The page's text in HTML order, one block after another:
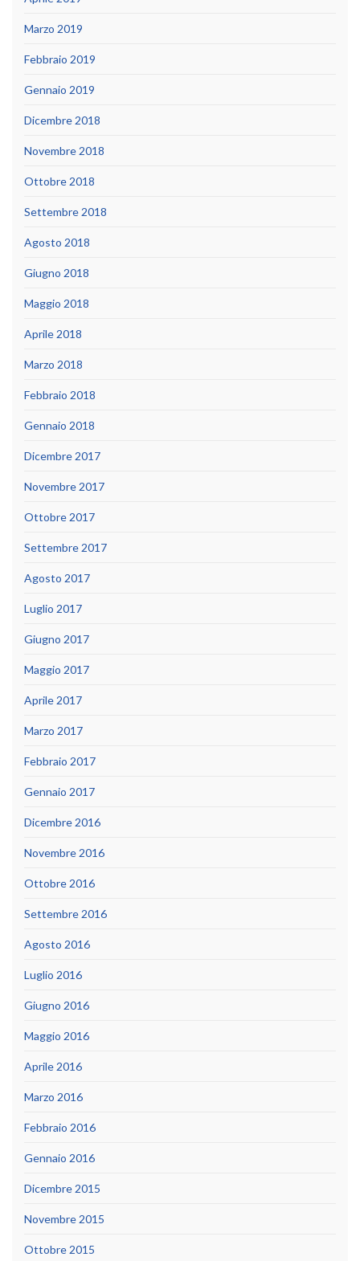
Marzo 2019
Febbraio 2019
Gennaio 2019
Dicembre 2018
Novembre 2018
Ottobre 2018
Settembre 2018
Agosto 2018
Giugno 2018
Maggio 2018
Aprile 2018
Marzo 2018
Febbraio 2018
Gennaio 2018
Dicembre 2017
Novembre 2017
Ottobre 2017
Settembre 2017
Agosto 2017
Luglio 2017
Giugno 2017
Maggio 2017
Aprile 2017
Marzo 2017
Febbraio 2017
Gennaio 2017
Dicembre 2016
Novembre 2016
Ottobre 2016
Settembre 2016
Agosto 2016
Luglio 2016
Giugno 2016
Maggio 2016
Aprile 2016
Marzo 2016
Febbraio 2016
Gennaio 2016
Dicembre 2015
Novembre 2015
Ottobre 2015